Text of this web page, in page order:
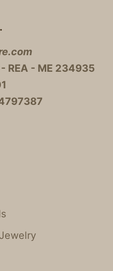
REA - ME 234935